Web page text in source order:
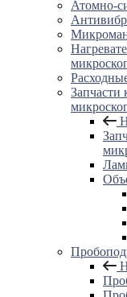
Атомно-
Запчасти